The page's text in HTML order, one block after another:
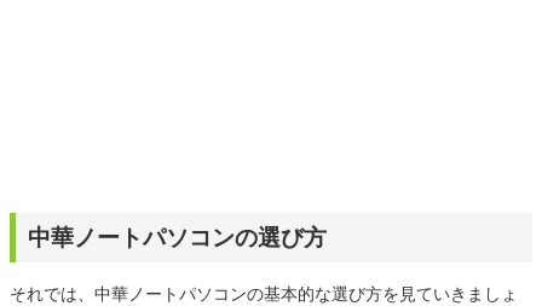
中華ノートパソコンの選び方
それでは、中華ノートパソコンの基本的な選び方を見ていきましょ